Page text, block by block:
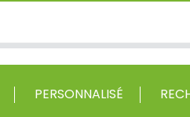
PERSONNALISÉ